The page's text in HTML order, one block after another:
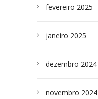
fevereiro 2025
janeiro 2025
dezembro 2024
novembro 2024